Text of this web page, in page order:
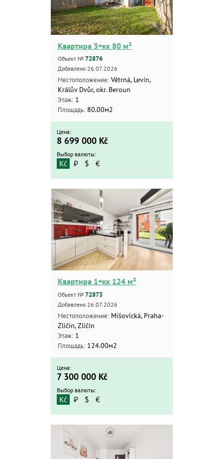
Квартира 3+кк 80 м²
Объект № 72876
Добавлено 26.07.2026
Местоположение:Větrná, Levín,
Králův Dvůr, okr. Beroun
Этаж:1
Площадь:80.00м2
Цена:
8 699 000 Kč
Выбор валюты:
Kč ₽ $ €
Квартира 1+кк 124 м²
Объект № 72873
Добавлено 26.07.2026
Местоположение:Míšovická, Praha-
Zličín, Zličín
Этаж:1
Площадь:124.00м2
Цена:
7 300 000 Kč
Выбор валюты:
Kč ₽ $ €